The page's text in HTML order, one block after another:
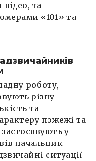
та
«101» та
роботу,
різну
та
пожежі та
у
начальник
ситуації